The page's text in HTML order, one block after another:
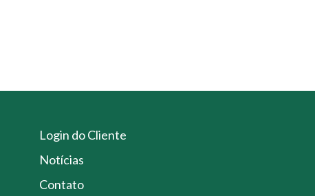
Login do Cliente
Notícias
Contato